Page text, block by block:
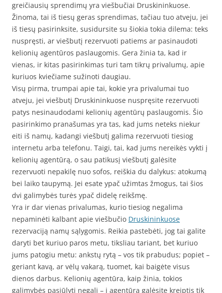
greičiausių sprendimų yra viešbučiai Druskininkuose.
Žinoma, tai iš tiesų geras sprendimas, tačiau tuo atveju, jei
iš tiesų pasirinksite, susidursite su šiokia tokia dilema: teks
nuspręsti, ar viešbutį rezervuoti patiems ar pasinaudoti
kelionių agentūros paslaugomis. Gera žinia ta, kad ir
vienas, ir kitas pasirinkimas turi tam tikrų privalumų, apie
kuriuos kviečiame sužinoti daugiau.
Visų pirma, trumpai apie tai, kokie yra privalumai tuo
atveju, jei viešbutį Druskininkuose nuspręsite rezervuoti
patys nesinaudodami kelionių agentūrų paslaugomis. Šio
pasirinkimo pranašumas yra tas, kad jums neteks niekur
eiti iš namų, kadangi viešbutį galima rezervuoti tiesiog
internetu arba telefonu. Taigi, tai, kad jums nereikės vykti į
kelionių agentūrą, o sau patikusį viešbutį galėsite
rezervuoti nepakilę nuo sofos, reiškia du dalykus: atokumą
bei laiko taupymą. Jei esate ypač užimtas žmogus, tai šios
dvi galimybės turės ypač didelę reikšmę.
Yra ir dar vienas privalumas, kurio tiesiog negalima
nepaminėti kalbant apie viešbučio Druskininkuose
rezervaciją namų sąlygomis. Reikia pastebėti, jog tai galite
daryti bet kuriuo paros metu, tiksliau tariant, bet kuriuo
jums patogiu metu: ankstų rytą – vos tik prabudus; popiet –
geriant kavą, ar vėlų vakarą, tuomet, kai baigėte visus
dienos darbus. Kelionių agentūra, kaip žinia, tokios
galimybės pasiūlyti negali – į agentūrą galėsite kreiptis tik